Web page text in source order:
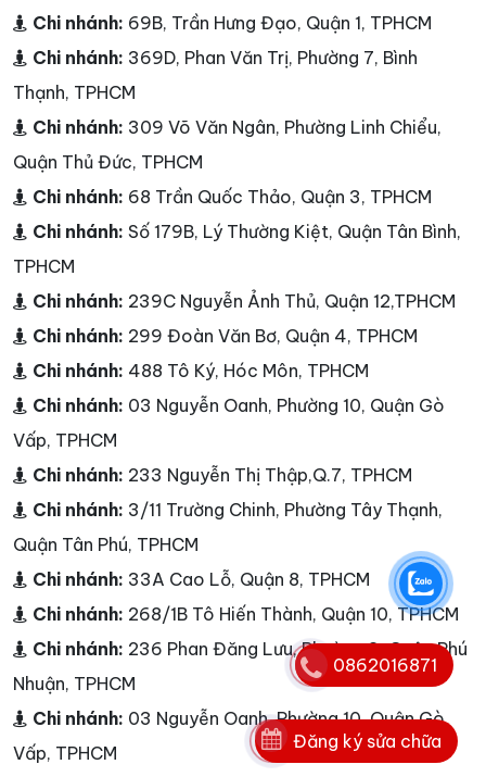
Chi nhánh: 69B, Trần Hưng Đạo, Quận 1, TPHCM
Chi nhánh: 369D, Phan Văn Trị, Phường 7, Bình
Thạnh, TPHCM
Chi nhánh: 309 Võ Văn Ngân, Phường Linh Chiểu,
Quận Thủ Đức, TPHCM
Chi nhánh: 68 Trần Quốc Thảo, Quận 3, TPHCM
Chi nhánh: Số 179B, Lý Thường Kiệt, Quận Tân Bình,
TPHCM
Chi nhánh: 239C Nguyễn Ảnh Thủ, Quận 12,TPHCM
Chi nhánh: 299 Đoàn Văn Bơ, Quận 4, TPHCM
Chi nhánh: 488 Tô Ký, Hóc Môn, TPHCM
Chi nhánh: 03 Nguyễn Oanh, Phường 10, Quận Gò
Vấp, TPHCM
Chi nhánh: 233 Nguyễn Thị Thập,Q.7, TPHCM
Chi nhánh: 3/11 Trường Chinh, Phường Tây Thạnh,
Quận Tân Phú, TPHCM
Chi nhánh: 33A Cao Lỗ, Quận 8, TPHCM
Chi nhánh: 268/1B Tô Hiến Thành, Quận 10, TPHCM
Chi nhánh: 236 Phan Đăng Lưu, Phường 3, Quận Phú
Nhuận, TPHCM
Chi nhánh: 03 Nguyễn Oanh, Phường 10, Quận Gò
Vấp, TPHCM
Đăng ký sửa chữa
0862016871